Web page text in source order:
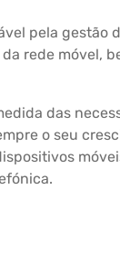
pela gestão
rede móvel,
das
o seu